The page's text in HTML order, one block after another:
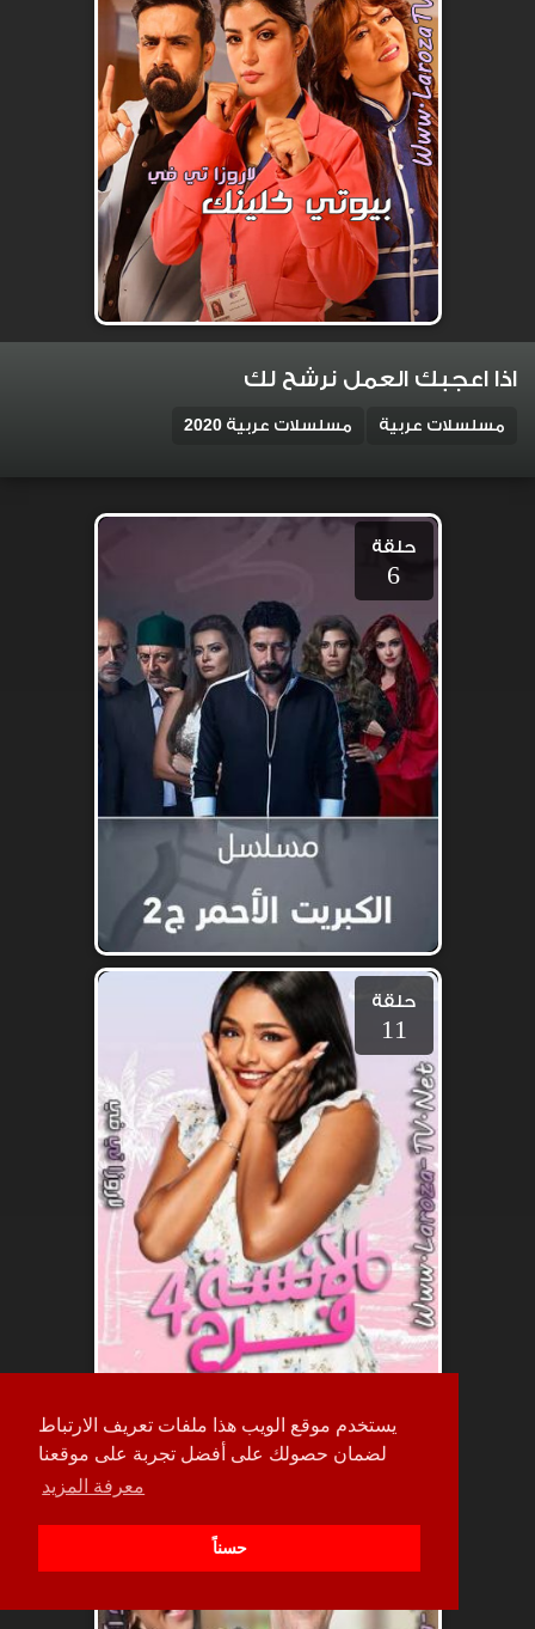
يستخدم موقع الويب هذا ملفات تعريف الارتباط
لضمان حصولك على أفضل تجربة على موقعنا
معرفة المزيد
حسناً
اذا اعجبك العمل نرشح لك
مسلسلات عربية مسلسلات عربية 2020
حلقة
6
حلقة
11
حلقة